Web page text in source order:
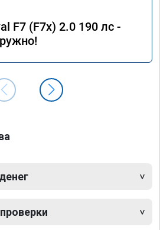
F7 (F7x) 2.0 190 лс -